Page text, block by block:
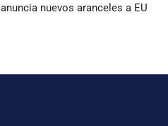
anuncia nuevos aranceles a EU